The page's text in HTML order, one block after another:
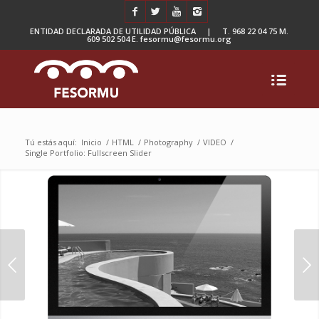
ENTIDAD DECLARADA DE UTILIDAD PÚBLICA | T. 968 22 04 75 M.
609 502 504 E. fesormu@fesormu.org
Tú estás aquí: Inicio / HTML / Photography / VIDEO /
Single Portfolio: Fullscreen Slider
Posterior